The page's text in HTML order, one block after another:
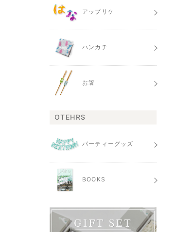
アップリケ
ハンカチ
お箸
OTEHRS
パーティーグッズ
BOOKS